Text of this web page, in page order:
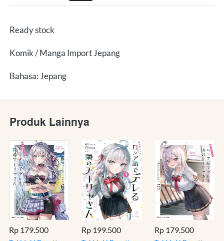
Ready stock
Komik / Manga Import Jepang
Bahasa: Jepang
Produk Lainnya
Rp 179.500 Rp 199.500 Rp 179.500